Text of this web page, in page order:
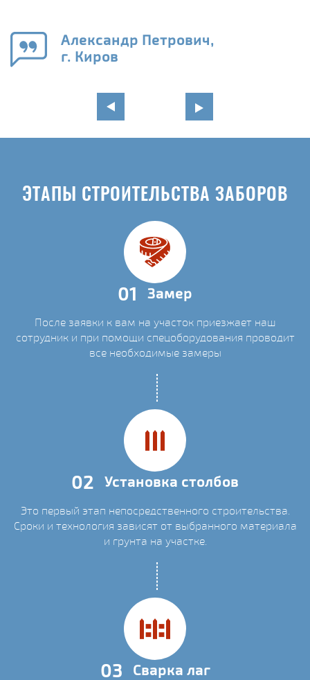
Александр Петрович,
г. Киров
ЭТАПЫ СТРОИТЕЛЬСТВА ЗАБОРОВ
01 Замер
После заявки к вам на участок приезжает наш
сотрудник и при помощи спецоборудования проводит
все необходимые замеры
02 Установка столбов
Это первый этап непосредственного строительства.
Сроки и технология зависят от выбранного материала
и грунта на участке.
03 Сварка лаг